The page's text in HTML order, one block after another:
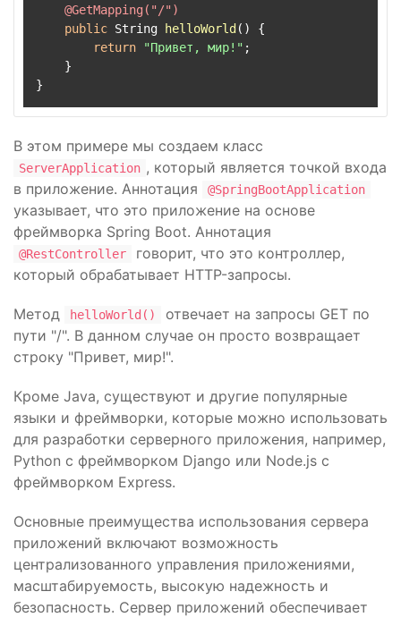
@GetMapping("/")
public String helloWorld ()
{
return
"Привет, мир!" ;
    }
В этом примере мы создаем класс
ServerApplication , который является точкой входа
в приложение. Аннотация
@SpringBootApplication
указывает, что это приложение на основе
фреймворка Spring Boot. Аннотация
@RestController
говорит, что это контроллер,
который обрабатывает HTTP-запросы.
Метод helloWorld()
отвечает на запросы GET по
пути "/". В данном случае он просто возвращает
строку "Привет, мир!".
Кроме Java, существуют и другие популярные
языки и фреймворки, которые можно использовать
для разработки серверного приложения, например,
Python с фреймворком Django или Node.js с
фреймворком Express.
Основные преимущества использования сервера
приложений включают возможность
централизованного управления приложениями,
масштабируемость, высокую надежность и
безопасность. Сервер приложений обеспечивает